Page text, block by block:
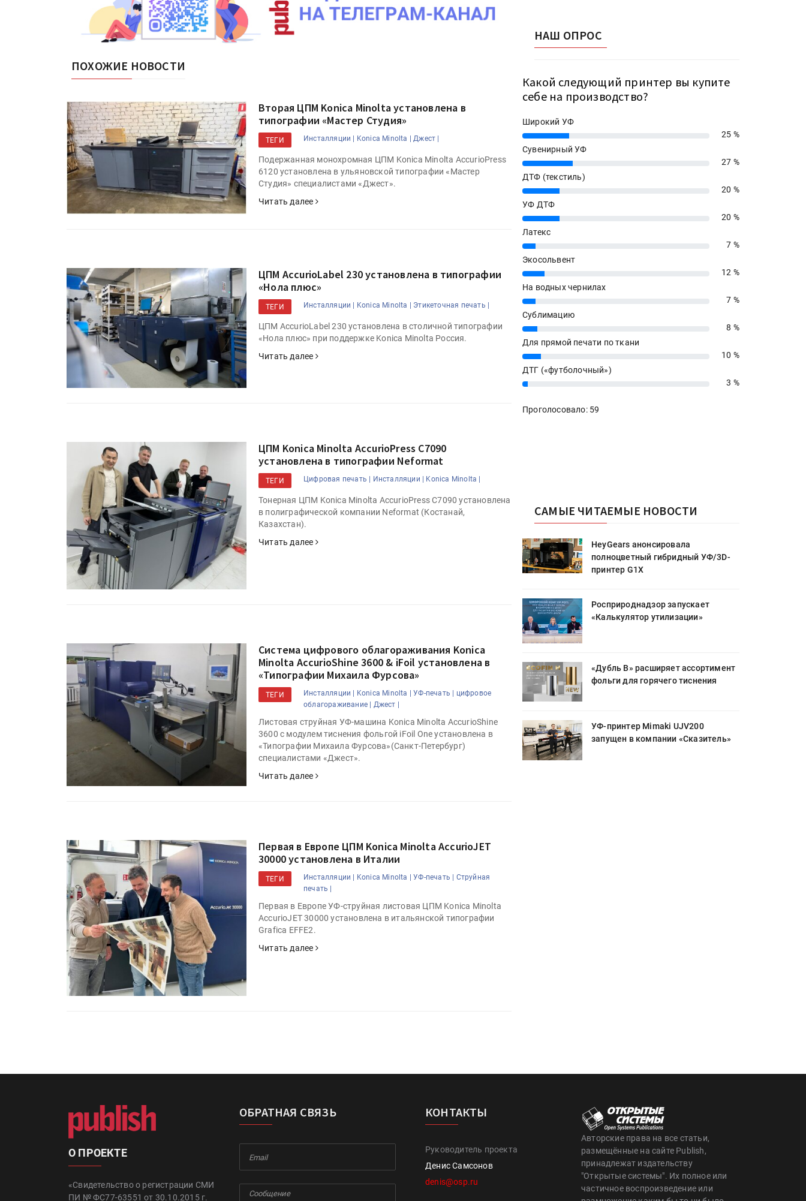
ПОХОЖИЕ НОВОСТИ
Вторая ЦПМ Konica Minolta установлена в
типографии «Мастер Студия»
ТЕГИ Инсталляции | Konica Minolta | Джест |
Подержанная монохромная ЦПМ Konica Minolta AccurioPress
6120 установлена в ульяновской типографии «Мастер
Студия» специалистами «Джест».
Читать далее
ЦПМ AccurioLabel 230 установлена в типографии
«Нола плюс»
ТЕГИ Инсталляции | Konica Minolta | Этикеточная печать |
ЦПМ AccurioLabel 230 установлена в столичной типографии
«Нола плюс» при поддержке Konica Minolta Россия.
Читать далее
ЦПМ Konica Minolta AccurioPress C7090
установлена в типографии Neformat
ТЕГИ Цифровая печать | Инсталляции | Konica Minolta |
Тонерная ЦПМ Konica Minolta AccurioPress C7090 установлена
в полиграфической компании Neformat (Костанай,
Казахстан).
Читать далее
Система цифрового облагораживания Konica
Minolta AccurioShine 3600 & iFoil установлена в
«Типографии Михаила Фурсова»
ТЕГИ Инсталляции | Konica Minolta | УФ-печать |
цифровое
облагораживание |
Джест |
Листовая струйная УФ-машина Konica Minolta AccurioShine
3600 с модулем тиснения фольгой iFoil One установлена в
«Типографии Михаила Фурсова»(Санкт-Петербург)
специалистами «Джест».
Читать далее
Первая в Европе ЦПМ Konica Minolta AccurioJET
30000 установлена в Италии
ТЕГИ Инсталляции | Konica Minolta | УФ-печать |
Струйная
печать |
Первая в Европе УФ-струйная листовая ЦПМ Konica Minolta
AccurioJET 30000 установлена в итальянской типографии
Grafica EFFE2.
Читать далее
НАШ ОПРОС
Какой следующий принтер вы купите
себе на производство?
Широкий УФ
25%
25 %
Сувенирный УФ
27%
27 %
ДТФ (текстиль)
20%
20 %
УФ ДТФ
20%
20 %
Латекс
7%
7 %
Экосольвент
12%
12 %
На водных чернилах
7%
7 %
Сублимацию
8%
8 %
Для прямой печати по ткани
10%
10 %
ДТГ («футболочный»)
3% 3 %
Проголосовало: 59
САМЫЕ ЧИТАЕМЫЕ НОВОСТИ
HeyGears анонсировала
полноцветный гибридный УФ/3D-
принтер G1X
«Дубль В» расширяет ассортимент
фольги для горячего тиснения
УФ-принтер Mimaki UJV200
запущен в компании «Сказитель»
«Дубль В» расширяет ассортимент
фольги для горячего тиснения
УФ-принтер Mimaki UJV200
запущен в компании «Сказитель»
HeyGears анонсировала
полноцветный гибридный УФ/3D-
принтер G1X
Росприроднадзор запускает
«Калькулятор утилизации»
«Дубль В» расширяет ассортимент
фольги для горячего тиснения
УФ-принтер Mimaki UJV200
запущен в компании «Сказитель»
О ПРОЕКТЕ
«Свидетельство о регистрации СМИ
ПИ № ФС77-63551 от 30.10.2015 г.
ОБРАТНАЯ СВЯЗЬ КОНТАКТЫ
Руководитель проекта
Денис Самсонов
denis@osp.ru
Авторские права на все статьи,
размещённые на сайте Publish,
принадлежат издательству
"Открытые системы". Их полное или
частичное воспроизведение или